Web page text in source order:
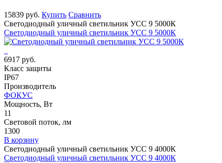
15839 руб. Купить Сравнить
Светодиодный уличный светильник УСС 9 5000К
Светодиодный уличный светильник УСС 9 5000К
6917 руб.
Класс защиты
IP67
Производитель
ФОКУС
Мощность, Вт
11
Световой поток, лм
1300
В корзину
Светодиодный уличный светильник УСС 9 4000К
Светодиодный уличный светильник УСС 9 4000К